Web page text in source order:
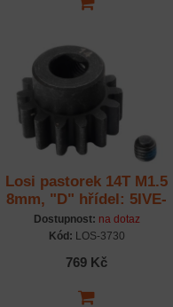
Losi pastorek 14T M1.5
8mm, "D" hřídel: 5IVE-
TE
Dostupnost: na dotaz
Kód: LOS-3730
769 Kč